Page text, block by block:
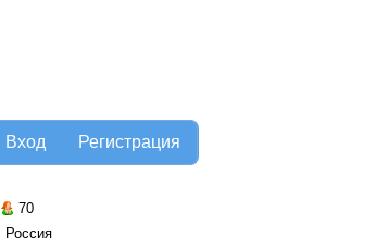
Регистрация
Вход
70
Россия